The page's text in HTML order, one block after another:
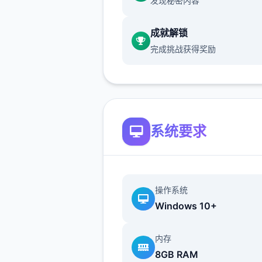
的部分居民（特别是年轻群体
而，这些异能者中的一些人开
用自身能力从事违法行为，特
针对上层区域的富裕阶层。这
势日益严峻。
为了应对日益严重的混乱局面
市管理当局制定了两项特殊法
成就解锁
完成挑战获得奖励
系统要求
操作系统
Windows 10+
内存
8GB RAM